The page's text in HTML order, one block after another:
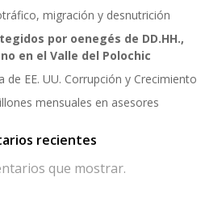
migración y desnutrición
por oenegés de DD.HH.,
en el Valle del Polochic
de EE. UU. Corrupción y Crecimiento
mensuales en asesores
recientes
que mostrar.